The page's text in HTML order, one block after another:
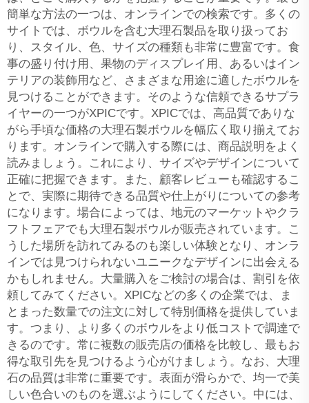
簡単な方法の一つは、オンラインでの検索です。多くの
サイトでは、ボウルを含む大理石製品を取り扱ってお
り、スタイル、色、サイズの種類も非常に豊富です。食
事の盛り付け用、果物のディスプレイ用、あるいはイン
テリアの装飾用など、さまざまな用途に適したボウルを
見つけることができます。そのような信頼できるサプラ
イヤーの一つがXPICです。XPICでは、高品質でありな
がら手頃な価格の大理石製ボウルを幅広く取り揃えてお
ります。オンラインで購入する際には、商品説明をよく
読みましょう。これにより、サイズやデザインについて
正確に把握できます。また、顧客レビューも確認するこ
とで、実際に期待できる品質や仕上がりについての参考
になります。場合によっては、地元のマーケットやクラ
フトフェアでも大理石製ボウルが販売されています。こ
うした場所を訪れてみるのも楽しい体験となり、オンラ
インでは見つけられないユニークなデザインに出会える
かもしれません。大量購入をご検討の場合は、割引を依
頼してみてください。XPICなどの多くの企業では、ま
とまった数量での注文に対して特別価格を提供していま
す。つまり、より多くのボウルをより低コストで調達で
きるのです。常に複数の販売店の価格を比較し、最もお
得な取引先を見つけるよう心がけましょう。なお、大理
石の品質は非常に重要です。表面が滑らかで、均一で美
しい色合いのものを選ぶようにしてください。中には、